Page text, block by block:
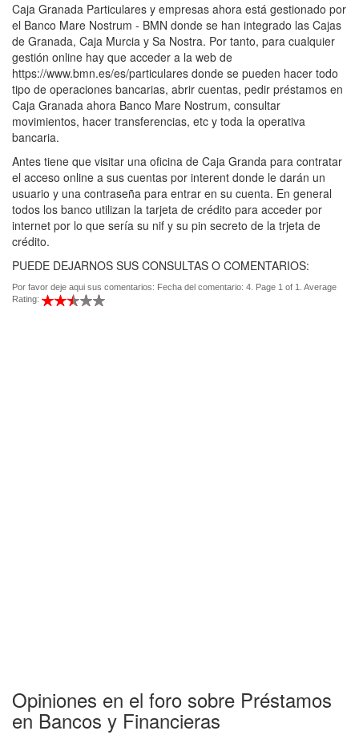
Caja Granada Particulares y empresas ahora está gestionado por
el Banco Mare Nostrum - BMN donde se han integrado las Cajas
de Granada, Caja Murcia y Sa Nostra. Por tanto, para cualquier
gestión online hay que acceder a la web de
https://www.bmn.es/es/particulares donde se pueden hacer todo
tipo de operaciones bancarias, abrir cuentas, pedir préstamos en
Caja Granada ahora Banco Mare Nostrum, consultar
movimientos, hacer transferencias, etc y toda la operativa
bancaria.
Antes tiene que visitar una oficina de Caja Granda para contratar
el acceso online a sus cuentas por interent donde le darán un
usuario y una contraseña para entrar en su cuenta. En general
todos los banco utilizan la tarjeta de crédito para acceder por
internet por lo que sería su nif y su pin secreto de la trjeta de
crédito.
PUEDE DEJARNOS SUS CONSULTAS O COMENTARIOS:
Por favor deje aqui sus comentarios: Fecha del comentario: 4. Page 1 of 1. Average
Rating:
Opiniones en el foro sobre Préstamos
en Bancos y Financieras